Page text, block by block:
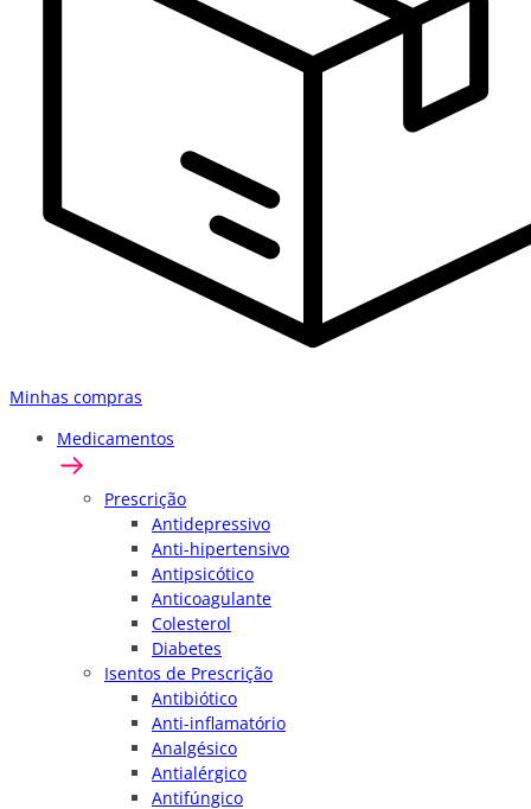
Minhas compras
Medicamentos
Prescrição
Antidepressivo
Anti-hipertensivo
Antipsicótico
Anticoagulante
Colesterol
Diabetes
Isentos de Prescrição
Antibiótico
Anti-inflamatório
Analgésico
Antialérgico
Antifúngico